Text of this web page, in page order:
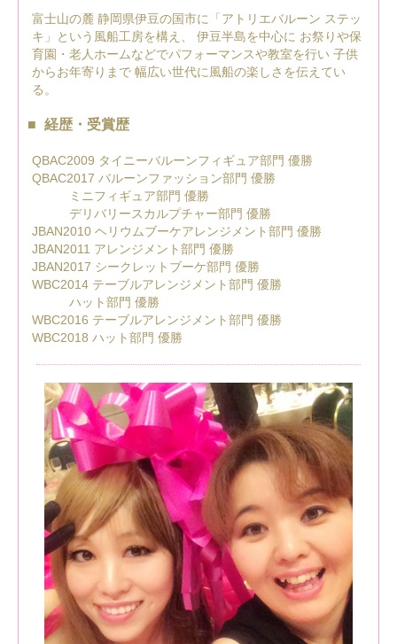
富士山の麓 静岡県伊豆の国市に「アトリエバルーン ステッ
キ」という風船工房を構え、 伊豆半島を中心に お祭りや保
育園・老人ホームなどでパフォーマンスや教室を行い 子供
からお年寄りまで 幅広い世代に風船の楽しさを伝えてい
る。
経歴・受賞歴
QBAC2009 タイニーバルーンフィギュア部門 優勝
QBAC2017 バルーンファッション部門 優勝
ミニフィギュア部門 優勝
デリバリースカルプチャー部門 優勝
JBAN2010 ヘリウムブーケアレンジメント部門 優勝
JBAN2011 アレンジメント部門 優勝
JBAN2017 シークレットブーケ部門 優勝
WBC2014 テーブルアレンジメント部門 優勝
ハット部門 優勝
WBC2016 テーブルアレンジメント部門 優勝
WBC2018 ハット部門 優勝